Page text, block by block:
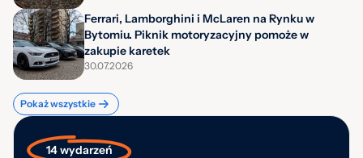
Ferrari, Lamborghini i McLaren na Rynku w
Bytomiu. Piknik motoryzacyjny pomoże w
zakupie karetek
30.07.2026
Pokaż wszystkie
14 wydarzeń